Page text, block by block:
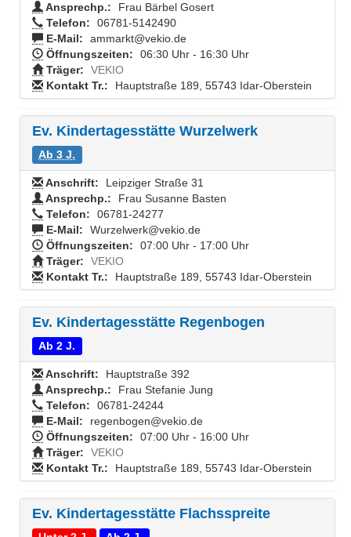
Ansprechp.:
Frau Bärbel Gosert
Telefon:
06781-5142490
E-Mail:
ammarkt@vekio.de
Öffnungszeiten:
06:30 Uhr - 16:30 Uhr
Träger:
VEKIO
Kontakt Tr.:
Hauptstraße 189, 55743 Idar-Oberstein
Ev. Kindertagesstätte Wurzelwerk
Ab 3 J.
Anschrift:
Leipziger Straße 31
Ansprechp.:
Frau Susanne Basten
Telefon:
06781-24277
E-Mail:
Wurzelwerk@vekio.de
Öffnungszeiten:
07:00 Uhr - 17:00 Uhr
Träger:
VEKIO
Kontakt Tr.:
Hauptstraße 189, 55743 Idar-Oberstein
Ev. Kindertagesstätte Regenbogen
Ab 2 J.
Anschrift:
Hauptstraße 392
Ansprechp.:
Frau Stefanie Jung
Telefon:
06781-24244
E-Mail:
regenbogen@vekio.de
Öffnungszeiten:
07:00 Uhr - 16:00 Uhr
Träger:
VEKIO
Kontakt Tr.:
Hauptstraße 189, 55743 Idar-Oberstein
Ev. Kindertagesstätte Flachsspreite